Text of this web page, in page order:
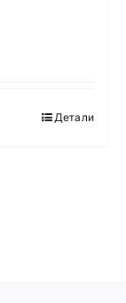
Детали